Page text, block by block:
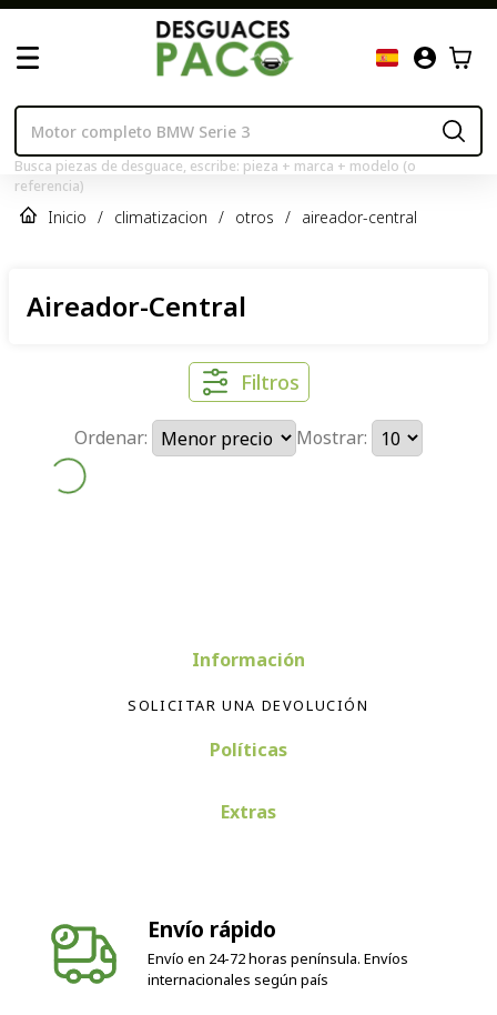
Busca piezas de desguace, escribe: pieza + marca + modelo (o
referencia)
Inicio / climatizacion / otros / aireador-central
Aireador-Central
Filtros
Ordenar: Mostrar:
Información
SOLICITAR UNA DEVOLUCIÓN
Políticas
Extras
Envío rápido
Envío en 24-72 horas península. Envíos
internacionales según país